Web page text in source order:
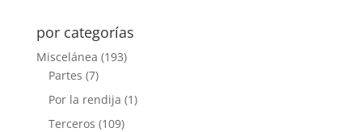
por categorías
Miscelánea (193)
Partes (7)
Por la rendija (1)
Terceros (109)